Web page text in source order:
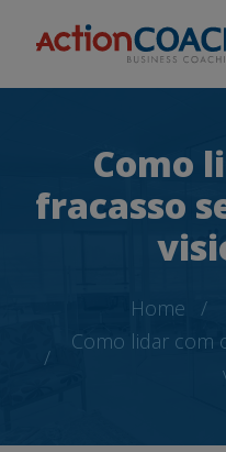
Como
fracasso
Home
Como lidar com